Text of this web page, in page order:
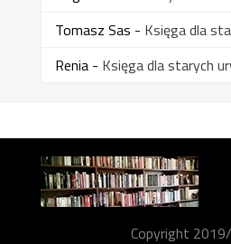
Tomasz Sas - Księga dla
Renia- Księga dla starych
Copyright